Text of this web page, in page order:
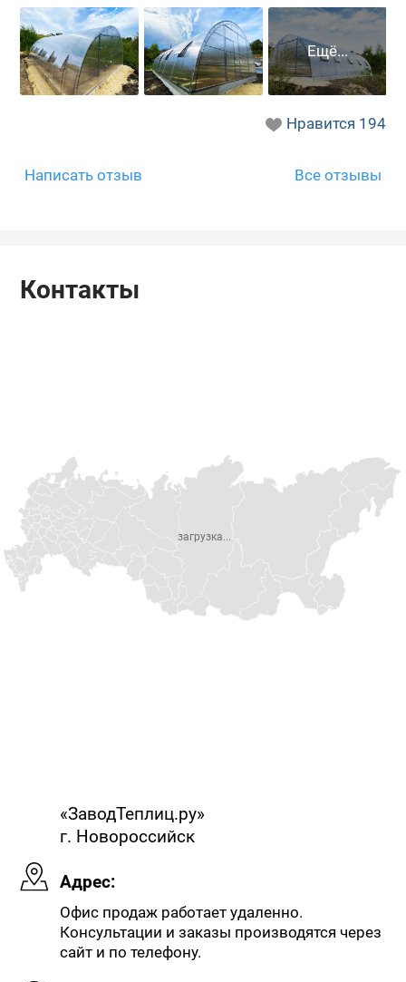
Нравится 194
Написать отзыв Все отзывы
Контакты
«ЗаводТеплиц.ру»
г. Новороссийск
Адрес:
Офис продаж работает удаленно.
Консультации и заказы производятся через
сайт и по телефону.
загрузка...